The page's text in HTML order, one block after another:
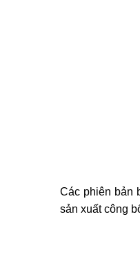
Các phiên bản
sản xuất công